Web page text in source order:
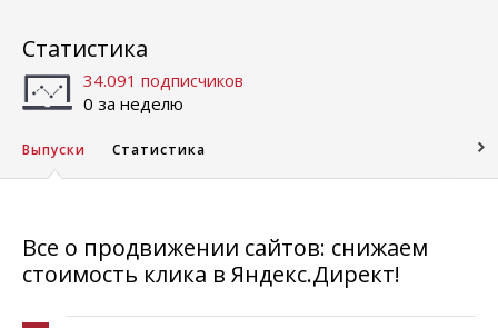
Статистика
34.091 подписчиков
0 за неделю
Выпуски Статистика
Все о продвижении сайтов: снижаем
стоимость клика в Яндекс.Директ!